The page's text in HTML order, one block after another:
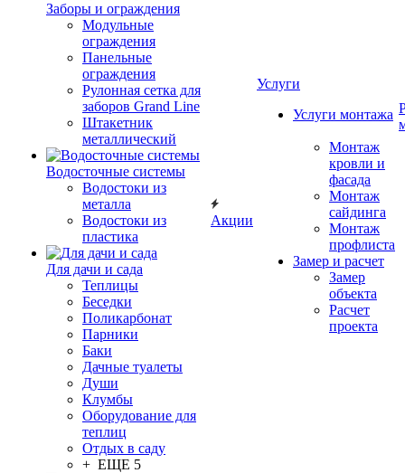
Заборы и ограждения
Модульные
ограждения
Панельные
ограждения
Рулонная сетка для
заборов Grand Line
Штакетник
металлический
Водосточные системы
Водостоки из
металла
Водостоки из
пластика
Для дачи и сада
Теплицы
Беседки
Поликарбонат
Парники
Баки
Дачные туалеты
Души
Клумбы
Оборудование для
теплиц
Отдых в саду
+ ЕЩЕ 5
Акции
Услуги
Услуги монтажа
Монтаж
кровли и
фасада
Монтаж
сайдинга
Монтаж
профлиста
Замер и расчет
Замер
объекта
Расчет
проекта